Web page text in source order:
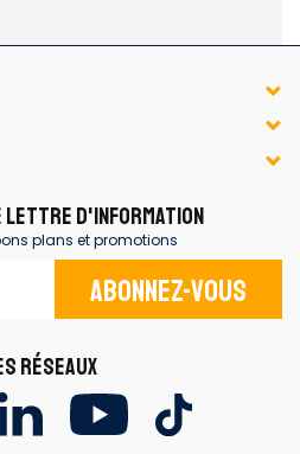
D'INFORMATION
plans et promotions
Abonnez-vous
RÉSEAUX